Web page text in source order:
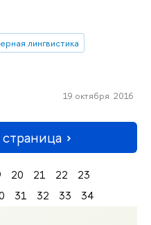
лингвистика
19 октября 2016
20 21 22
23
31 32 33 34